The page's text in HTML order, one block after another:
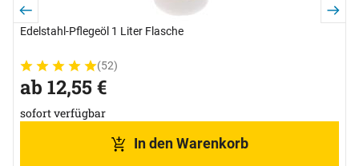
Edelstahl-Pflegeöl 1 Liter Flasche
Bewertung: 5 von 5 (52 Bewertungen)
52 Bewertungen
(52)
ab:
ab 12,55€
sofort verfügbar
In den Warenkorb